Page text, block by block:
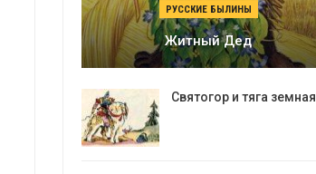
РУССКИЕ БЫЛИНЫ
Житный Дед
Святогор и тяга земная